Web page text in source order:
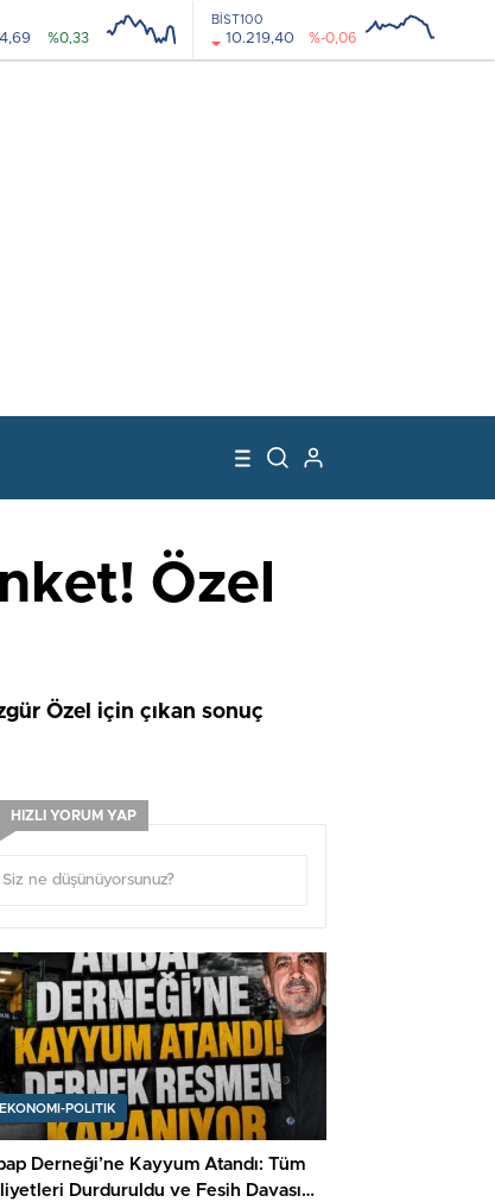
%0,33
BİST100
10.219,40 %-0,06
Özel
Özel için çıkan sonuç
HIZLI YORUM YAP
EKONOMI-POLITIK
Derneği’ne Kayyum Atandı: Tüm
Durduruldu ve Fesih Davası